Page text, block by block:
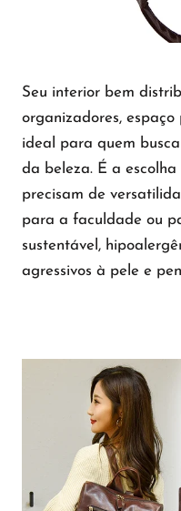
Seu interior bem
organizadores,
ideal para quem
da beleza. É a
precisam de
para a faculdade ou
sustentável,
agressivos à pele e